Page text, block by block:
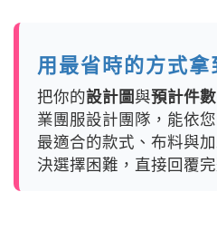
用最省時的方式拿
把你的設計圖與預計件數
業團服設計團隊，能依
最適合的款式、布料與
決選擇困難，直接回覆